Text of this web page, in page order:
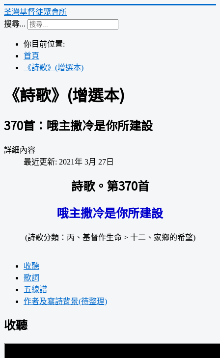
荃灣基督徒聚會所
搜尋...
你目前位置:
首頁
《詩歌》(增選本)
《詩歌》(增選本)
370首：哦主撒冷是你所建設
詳細內容
最近更新: 2021年 3月 27日
詩歌。第370首
哦主撒冷是你所建設
(詩歌分類：丙、基督作生命 > 十二、家鄉的希望)
收聽
歌詞
五線譜
作者及寫詩背景(待整理)
收聽